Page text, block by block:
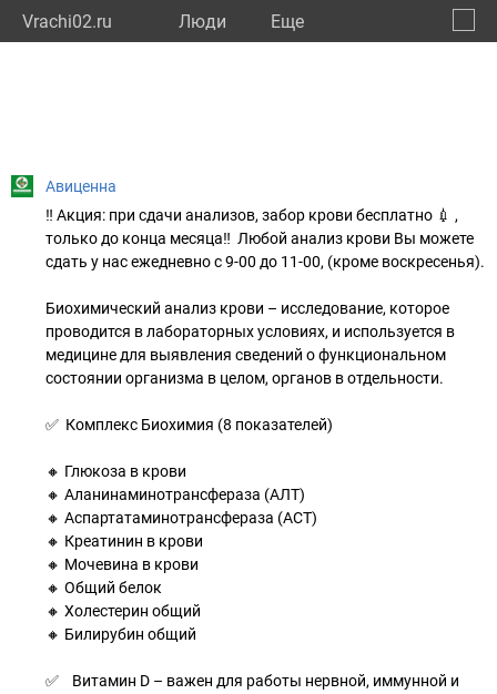
Vrachi02.ru Люди Eще
Авиценна
‼ Акция: при сдачи анализов, забор крови бесплатно 💉 ,
только до конца месяца‼ Любой анализ крови Вы можете
сдать у нас ежедневно с 9-00 до 11-00, (кроме воскресенья).
Биохимический анализ крови – исследование, которое
проводится в лабораторных условиях, и используется в
медицине для выявления сведений о функциональном
состоянии организма в целом, органов в отдельности.
✅ Комплекс Биохимия (8 показателей)
🔸 Глюкоза в крови
🔸 Аланинаминотрансфераза (АЛТ)
🔸 Аспартатаминотрансфераза (АСТ)
🔸 Креатинин в крови
🔸 Мочевина в крови
🔸 Общий белок
🔸 Холестерин общий
🔸 Билирубин общий
✅ Витамин D – важен для работы нервной, иммунной и